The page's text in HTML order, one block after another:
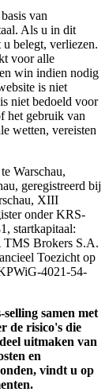
van
Als u in dit
belegt, verliezen.
voor alle
win indien nodig
is niet
niet bedoeld voor
het gebruik van
wetten, vereisten
Warschau,
geregistreerd bij
XIII
onder KRS-
startkapitaal:
TMS Brokers S.A.
Toezicht op
4021-54-
samen met
de risico's die
uitmaken van
en
vindt u op